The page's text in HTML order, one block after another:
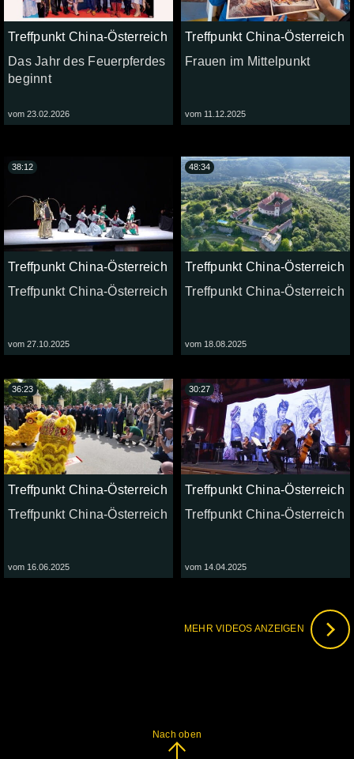
Treffpunkt China-Österreich
Das Jahr des Feuerpferdes
beginnt
vom 23.02.2026
Treffpunkt China-Österreich
Frauen im Mittelpunkt
vom 11.12.2025
Treffpunkt China-Österreich
Treffpunkt China-Österreich
vom 27.10.2025
38:12
Treffpunkt China-Österreich
Treffpunkt China-Österreich
vom 18.08.2025
48:34
Treffpunkt China-Österreich
Treffpunkt China-Österreich
vom 16.06.2025
36:23
Treffpunkt China-Österreich
Treffpunkt China-Österreich
vom 14.04.2025
30:27
MEHR VIDEOS ANZEIGEN
Nach oben